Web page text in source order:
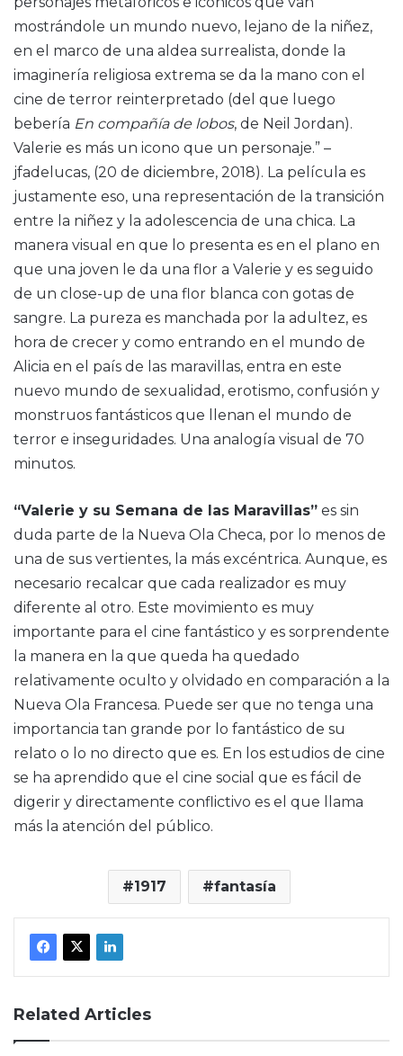
mostrándole un mundo nuevo, lejano de la niñez,
en el marco de una aldea surrealista, donde la
imaginería religiosa extrema se da la mano con el
cine de terror reinterpretado (del que luego
bebería En compañía de lobos, de Neil Jordan).
Valerie es más un icono que un personaje.” –
jfadelucas, (20 de diciembre, 2018). La película es
justamente eso, una representación de la transición
entre la niñez y la adolescencia de una chica. La
manera visual en que lo presenta es en el plano en
que una joven le da una flor a Valerie y es seguido
de un close-up de una flor blanca con gotas de
sangre. La pureza es manchada por la adultez, es
hora de crecer y como entrando en el mundo de
Alicia en el país de las maravillas, entra en este
nuevo mundo de sexualidad, erotismo, confusión y
monstruos fantásticos que llenan el mundo de
terror e inseguridades. Una analogía visual de 70
minutos.
“Valerie y su Semana de las Maravillas” es sin
duda parte de la Nueva Ola Checa, por lo menos de
una de sus vertientes, la más excéntrica. Aunque, es
necesario recalcar que cada realizador es muy
diferente al otro. Este movimiento es muy
importante para el cine fantástico y es sorprendente
la manera en la que queda ha quedado
relativamente oculto y olvidado en comparación a la
Nueva Ola Francesa. Puede ser que no tenga una
importancia tan grande por lo fantástico de su
relato o lo no directo que es. En los estudios de cine
se ha aprendido que el cine social que es fácil de
digerir y directamente conflictivo es el que llama
más la atención del público.
1917 fantasía
Related Articles